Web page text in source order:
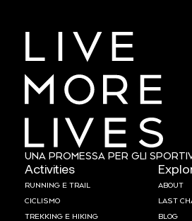
Activities
RUNNING E TRAIL
CICLISMO
TREKKING E HIKING
ABOUT
LAST
BLOG
UNA PROMESSA PER GLI